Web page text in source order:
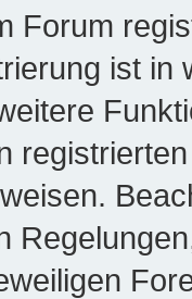
Forum
ist in